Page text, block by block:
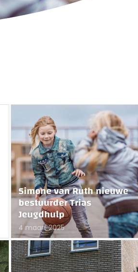
Simone van Ruth nieuwe
bestuurder Trias
Jeugdhulp
4 maart 2025